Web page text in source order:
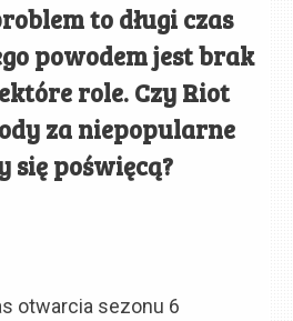
to długi czas
powodem jest brak
role. Czy Riot
za niepopularne
się poświęcą?
otwarcia sezonu 6